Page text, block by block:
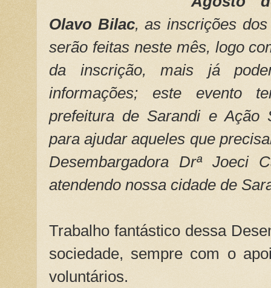
Olavo Bilac, as inscrições
serão feitas neste mês, logo
da inscrição, mais já
informações; este evento
prefeitura de Sarandi e Ação
para ajudar aqueles que
Desembargadora Drª Joeci
atendendo nossa cidade de
Trabalho fantástico dessa
sociedade, sempre com o
voluntários.